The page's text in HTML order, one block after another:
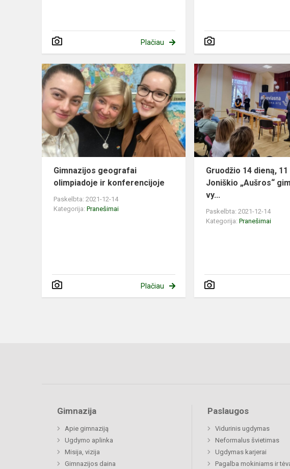
Plačiau
Gimnazijos geografai
olimpiadoje ir konferencijoje
Paskelbta: 2021-12-14
Kategorija: Pranešimai
Plačiau
Gruodžio 14 dieną, 11
Joniškio „Aušros“
vy...
Paskelbta: 2021-12-14
Kategorija:Pranešimai
Gimnazija
Apie gimnaziją
Ugdymo aplinka
Misija, vizija
Gimnazijos daina
Paslaugos
Vidurinis ugdymas
Neformalus švietimas
Ugdymas karjerai
Pagalba mokiniams ir